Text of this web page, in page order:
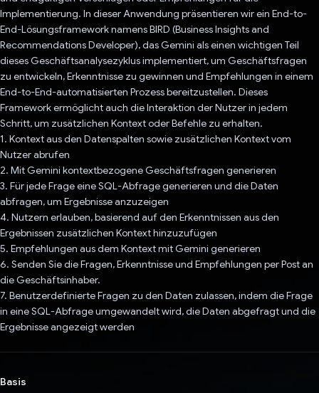
Implementierung. In dieser Anwendung präsentieren wir ein End-to-
End-Lösungsframework namens BIRD (Business Insights and
Recommendations Developer), das Gemini als einen wichtigen Teil
dieses Geschäftsanalysezyklus implementiert, um Geschäftsfragen
zu entwickeln, Erkenntnisse zu gewinnen und Empfehlungen in einem
End-to-End-automatisierten Prozess bereitzustellen. Dieses
Framework ermöglicht auch die Interaktion der Nutzer in jedem
Schritt, um zusätzlichen Kontext oder Befehle zu erhalten.
1. Kontext aus den Datenspalten sowie zusätzlichen Kontext vom
Nutzer abrufen
2. Mit Gemini kontextbezogene Geschäftsfragen generieren
3. Für jede Frage eine SQL-Abfrage generieren und die Daten
abfragen, um Ergebnisse anzuzeigen
4. Nutzern erlauben, basierend auf den Erkenntnissen aus den
Ergebnissen zusätzlichen Kontext hinzuzufügen
5. Empfehlungen aus dem Kontext mit Gemini generieren
6. Senden Sie die Fragen, Erkenntnisse und Empfehlungen per Post an
die Geschäftsinhaber.
7. Benutzerdefinierte Fragen zu den Daten zulassen, indem die Frage
in eine SQL-Abfrage umgewandelt wird, die Daten abgefragt und die
Ergebnisse angezeigt werden
Basis